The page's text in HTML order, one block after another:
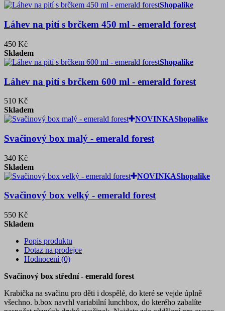
Shopalike
Láhev na pití s brčkem 450 ml - emerald forest
450 Kč
Skladem
Shopalike
Láhev na pití s brčkem 600 ml - emerald forest
510 Kč
Skladem
NOVINKAShopalike
Svačinový box malý - emerald forest
340 Kč
Skladem
NOVINKAShopalike
Svačinový box velký - emerald forest
550 Kč
Skladem
Popis produktu
Dotaz na prodejce
Hodnocení (0)
Svačinový box střední - emerald forest
Krabička na svačinu pro děti i dospělé, do které se vejde úplně
všechno. b.box navrhl variabilní lunchbox, do kterého zabalíte